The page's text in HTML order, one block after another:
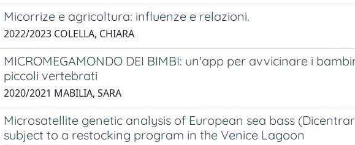
Micorrize e agricoltura: influenze e relazioni.
2022/2023 COLELLA, CHIARA
MICROMEGAMONDO DEI BIMBI: un'app per avvicinare i
piccoli vertebrati
2020/2021 MABILIA, SARA
Microsatellite genetic analysis of European sea bass
subject to a restocking program in the Venice Lagoon